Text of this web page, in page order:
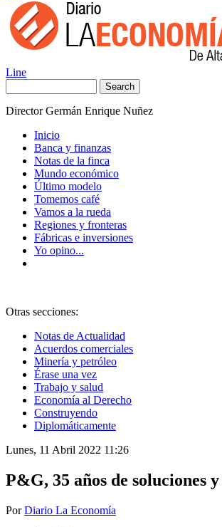
Line
Search
Director Germán Enrique Nuñez
Inicio
Banca y finanzas
Notas de la finca
Mundo económico
Último modelo
Tomemos café
Vamos a la rueda
Regiones y fronteras
Fábricas e inversiones
Yo opino...
Otras secciones:
Notas de Actualidad
Acuerdos comerciales
Minería y petróleo
Érase una vez
Trabajo y salud
Economía al Derecho
Construyendo
Diplomáticamente
Lunes, 11 Abril 2022 11:26
P&G, 35 años de soluciones
PorDiario La Economía